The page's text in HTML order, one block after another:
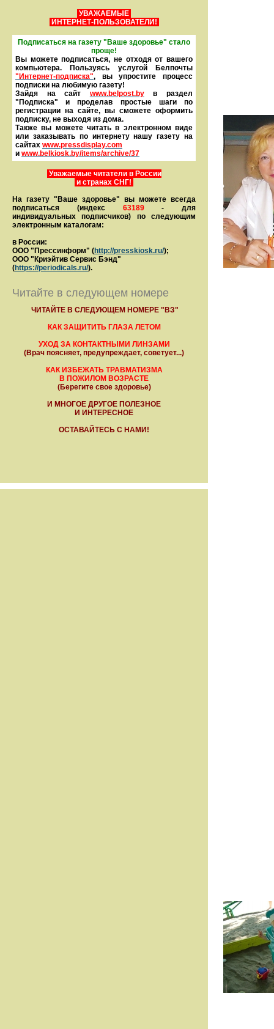
УВАЖАЕМЫЕ
ИНТЕРНЕТ-ПОЛЬЗОВАТЕЛИ!
Подписаться на газету "Ваше здоровье" стало
проще!
Вы можете подписаться, не отходя от вашего
компьютера. Пользуясь услугой Белпочты
"Интернет-подписка", вы упростите процесс
подписки на любимую газету!
Зайдя на сайт www.belpost.by
в раздел
"Подписка" и проделав простые шаги по
регистрации на сайте, вы сможете оформить
под­писку, не выходя из дома.
Также вы можете читать в элек­тронном виде
или заказывать по интернету нашу газету на
сайтах www.pressdisplay.com
и www.belkiosk.by/items/archive/37
Уважаемые читатели в России
и странах СНГ!
На газету "Ваше здоровье" вы можете всегда
подписаться (индекс 63189- для
индивидуальных подписчиков) по следующим
электронным каталогам:
в России:
ООО "Прессинформ" (http://presskiosk.ru/);
ООО "Криэйтив Сервис Бэнд"
(https://periodicals.ru/).
Читайте в следующем номере
ЧИТАЙТЕ В СЛЕДУЮЩЕМ НОМЕРЕ "ВЗ"
КАК ЗАЩИТИТЬ ГЛАЗА ЛЕТОМ
УХОД ЗА КОНТАКТНЫМИ ЛИНЗАМИ
(Врач поясняет, предупреждает, советует...)
КАК ИЗБЕЖАТЬ ТРАВМАТИЗМА
В ПОЖИЛОМ ВОЗРАСТЕ
(Берегите свое здоровье)
И МНОГОЕ ДРУГОЕ ПОЛЕЗНОЕ
И ИНТЕРЕСНОЕ
ОСТАВАЙТЕСЬ С НАМИ!